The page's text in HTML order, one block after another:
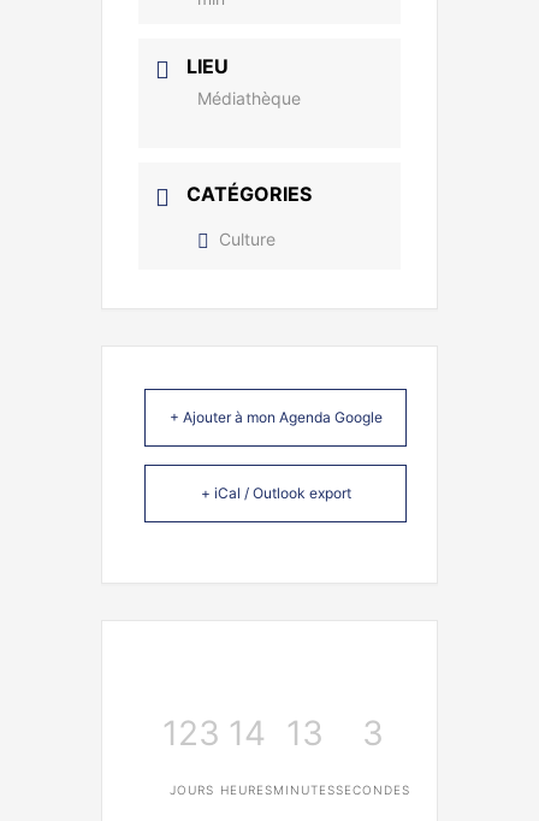
LIEU
Médiathèque
CATÉGORIES
Culture
+ Ajouter à mon Agenda Google
+ iCal / Outlook export
123
JOURS
14
HEURES
13
MINUTES
3
SECONDES